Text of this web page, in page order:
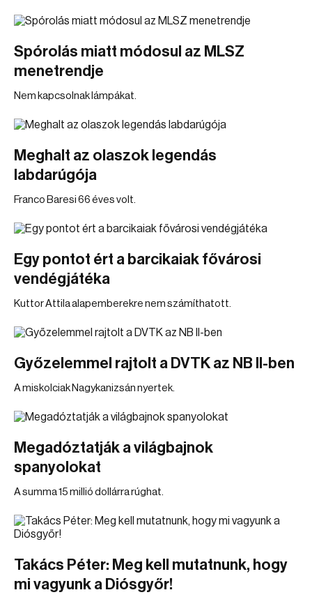
Spórolás miatt módosul az MLSZ
menetrendje
Nem kapcsolnak lámpákat.
Meghalt az olaszok legendás
labdarúgója
Franco Baresi 66 éves volt.
Egy pontot ért a barcikaiak fővárosi
vendégjátéka
Kuttor Attila alapemberekre nem számíthatott.
Győzelemmel rajtolt a DVTK az NB II-ben
A miskolciak Nagykanizsán nyertek.
Megadóztatják a világbajnok
spanyolokat
A summa 15 millió dollárra rúghat.
Takács Péter: Meg kell mutatnunk, hogy
mi vagyunk a Diósgyőr!